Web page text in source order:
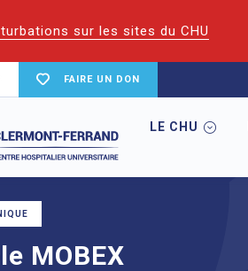
sur les sites du CHU
FAIRE UN DON
LE CHU
Pôle MOBEX
MOBEX